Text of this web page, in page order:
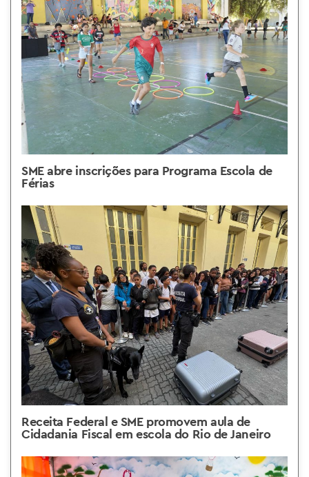
SME abre inscrições para Programa Escola de
Férias
Receita Federal e SME promovem aula de
Cidadania Fiscal em escola do Rio de Janeiro